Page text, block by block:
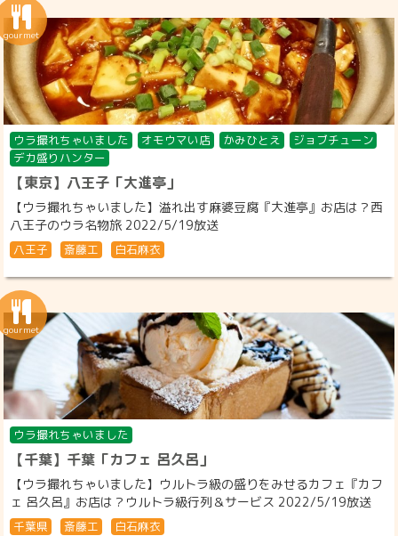
ウラ撮れちゃいました オモウマい店 かみひとえ
ジョブチューン
デカ盛りハンター
【東京】八王子「大進亭」
【ウラ撮れちゃいました】溢れ出す麻婆豆腐『大進亭』お店は？西
八王子のウラ名物旅 2022/5/19放送
八王子 斎藤工 白石麻衣
ウラ撮れちゃいました
【千葉】千葉「カフェ 呂久呂」
【ウラ撮れちゃいました】ウルトラ級の盛りをみせるカフェ『カフ
ェ 呂久呂』お店は？ウルトラ級行列＆サービス 2022/5/19放送
千葉県 斎藤工 白石麻衣